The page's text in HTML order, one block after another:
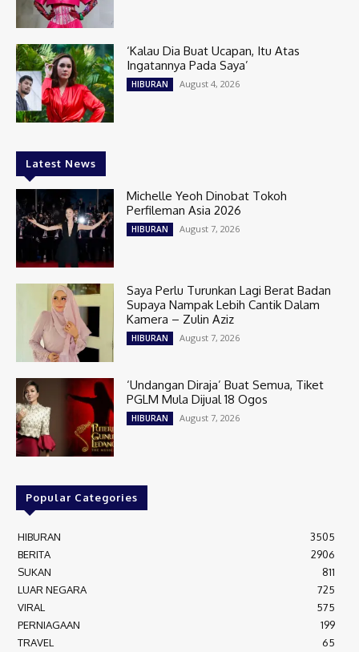
‘Kalau Dia Buat Ucapan, Itu Atas
Ingatannya Pada Saya’
HIBURAN August 4, 2026
Latest News
Michelle Yeoh Dinobat Tokoh
Perfileman Asia 2026
HIBURAN August 7, 2026
Saya Perlu Turunkan Lagi Berat Badan
Supaya Nampak Lebih Cantik Dalam
Kamera – Zulin Aziz
HIBURAN August 7, 2026
‘Undangan Diraja’ Buat Semua, Tiket
PGLM Mula Dijual 18 Ogos
HIBURAN August 7, 2026
Popular Categories
HIBURAN
3505
BERITA
2906
SUKAN
811
LUAR NEGARA
725
VIRAL
575
PERNIAGAAN
199
TRAVEL
65